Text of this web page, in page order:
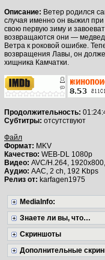
Описание: Ветер родился
случая именно он выжил
свою первую зиму и
возвращаются они —
Ветра к роковой ошибке.
возвращения Лавы, он
хищника Камчатки.
Продолжительность:
Субтитры: отсутствуют
Файл
Формат: MKV
Качество: WEB-DL 1080p
Видео: AVC/H.264,
Аудио: AAC, 2 ch, 192 Kbps
Релиз от: karfagen1975
MediaInfo:
Знаете ли вы, что…
Скриншоты
Дополнительные